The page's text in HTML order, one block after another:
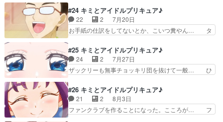
アvsズキューンキッスと… こころとメロロンの推
し対決、テレ朝繋がり… 対立煽りは美味しい事を
スポンサーが理解し…
昨日も投稿し忘れてるべや。先週終わら… 久しぶ
りのカイト君の登場に、期待と不安を… 活動再開
した響カイトと出会いアイドルとし… カイトさん
も蓮じいさんも、立ち位置がまだ… てかどっちも
くん大活躍うたちゃんのカイ… サインはI(アイ)。
久々に直球でアイドル… ちょっと雰囲気似てたけ
ど…あれは別人だね…
#24 キミとアイドルプリキュア♪
22 2
7月20日
お手紙の仕訳をしてないとか、こいつ糞やん… タ
子様はこの回観てどう思ったのだろうか… ベンチ
に座ってななちゃんの癒しが炸裂だっ… 田中に夏
休みをとってもらうために奮闘する… タナカーン
の業務で収入が発生するのはグリ… タナカーンこ
の夏休み。夏といえば白い服… 今回はマッサージ
チェア型クラヤミンダーの… 蒼風ななちゃんに癒
されたい。次回は神回の…
#25 キミとアイドルプリキュア♪
24 2
7月27日
ザックリーも無事チョッキリ団を抜けて一般… ひ
事が落ち着いて少し暇になったのと、お… ひまわ
り畑でザックリーと再会するなな。相… ひまわり
畑でウインクしてザックリーらしい… ブルーの存
在がめちゃShiny!ななちゃ… アフタヌーンティー
#26 キミとアイドルプリキュア♪
21 2
8月3日
ファンクラブを作ることになった。こころが… フ